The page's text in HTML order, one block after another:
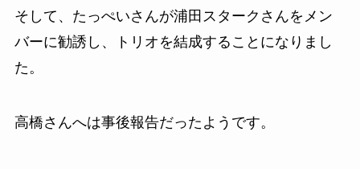
そして、たっぺいさんが浦田スタークさんをメン
バーに勧誘し、トリオを結成することになりまし
た。
高橋さんへは事後報告だったようです。